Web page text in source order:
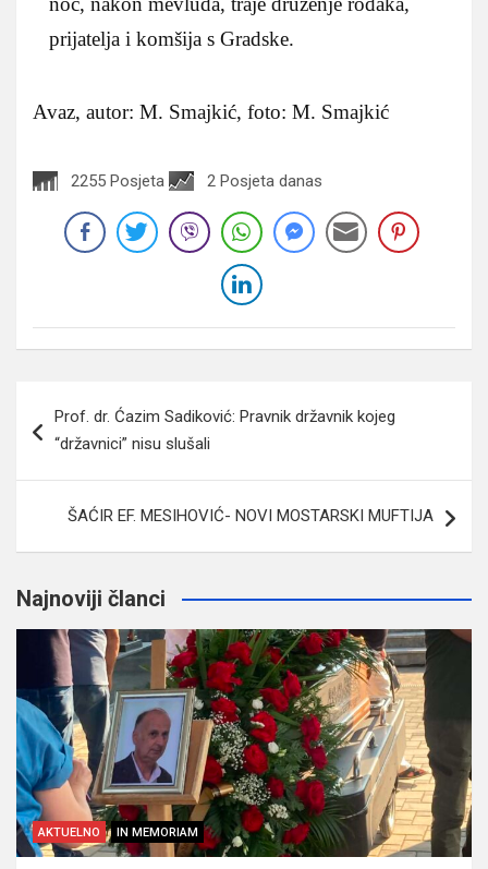
prijatelja i komšija s Gradske.
Avaz, autor: M. Smajkić, foto: M. Smajkić
2255 Posjeta 2 Posjeta danas
članaka
Prof. dr. Ćazim Sadiković: Pravnik državnik kojeg
“državnici” nisu slušali
ŠAĆIR EF. MESIHOVIĆ- NOVI MOSTARSKI MUFTIJA
Najnoviji članci
AKTUELNO IN MEMORIAM